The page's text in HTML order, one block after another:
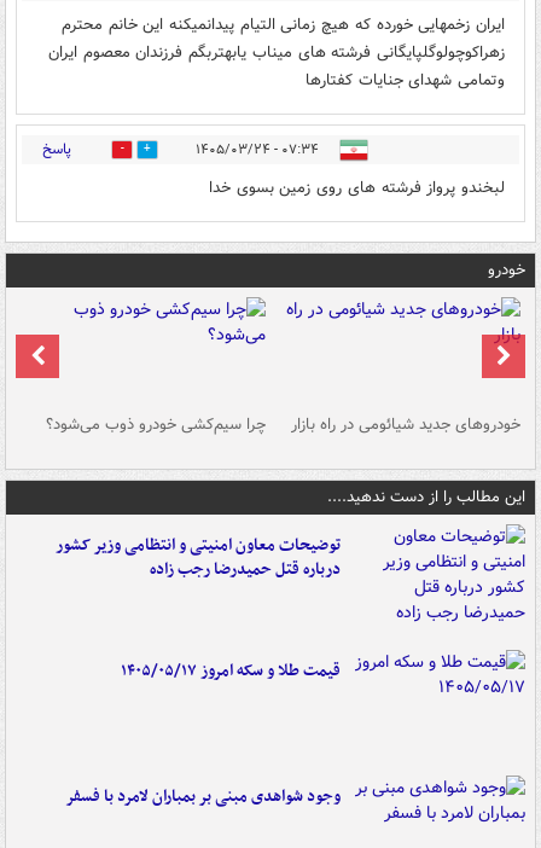
ایران زخمهایی خورده که هیچ زمانی التیام پیدانمیکنه این خانم محترم
زهراکوچولوگلپایگانی فرشته های میناب یابهتربگم فرزندان معصوم ایران
وتمامی شهدای جنایات کفتارها
۰۷:۳۴ - ۱۴۰۵/۰۳/۲۴ 0 پاسخ
لبخندو پرواز فرشته های روی زمین بسوی خدا
خودرو
خودروهای جدید شیائومی در راه بازار چرا سیم‌کشی خودرو ذوب می‌شود؟
این مطالب را از دست ندهید....
توضیحات معاون امنیتی و انتظامی وزیر کشور
درباره قتل حمیدرضا رجب زاده
قیمت طلا و سکه امروز ۱۴۰۵/۰۵/۱۷
وجود شواهدی مبنی بر بمباران لامرد با فسفر